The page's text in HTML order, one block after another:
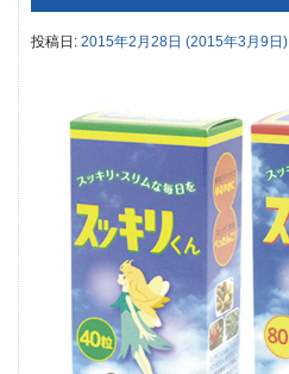
投稿日: 2015年2月28日 (2015年3月9日)